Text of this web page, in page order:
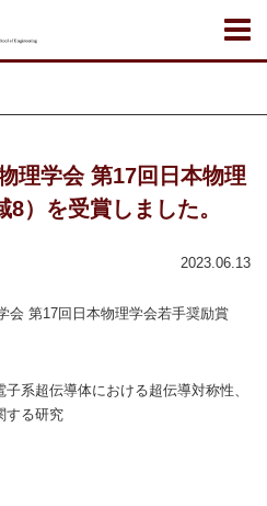
理学会 第17回日本物理
）を受賞しました。
2023.06.13
会 第17回日本物理学会若手奨励賞
系超伝導体における超伝導対称性、
する研究